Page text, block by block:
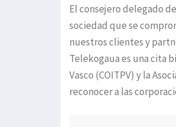
El consejero delegado
sociedad que se
nuestros clientes y
Telekogaua es una cita
Vasco (COITPV) y la
reconocer a las